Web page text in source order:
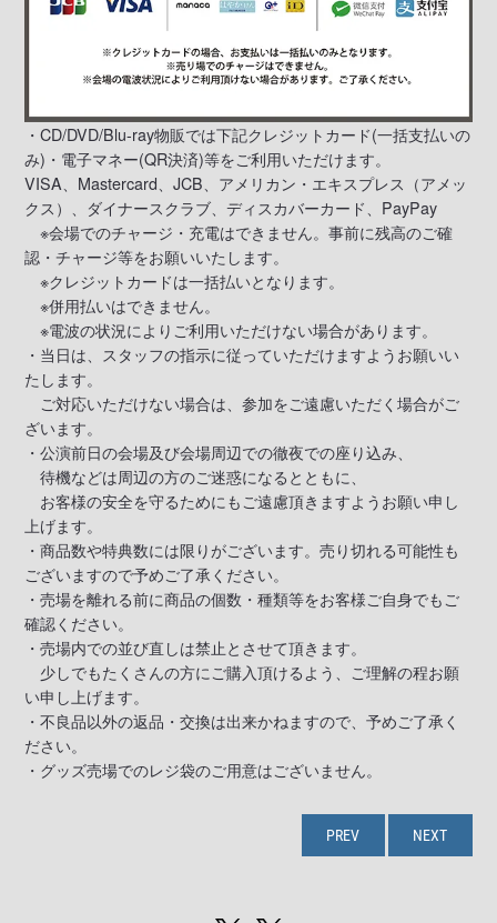
・CD/DVD/Blu-ray物販では下記クレジットカード(一括支払いの
み)・電子マネー(QR決済)等をご利用いただけます。
VISA、Mastercard、JCB、アメリカン・エキスプレス（アメッ
クス）、ダイナースクラブ、ディスカバーカード、PayPay
※会場でのチャージ・充電はできません。事前に残高のご確
認・チャージ等をお願いいたします。
※クレジットカードは一括払いとなります。
※併用払いはできません。
※電波の状況によりご利用いただけない場合があります。
・当日は、スタッフの指示に従っていただけますようお願いい
たします。
ご対応いただけない場合は、参加をご遠慮いただく場合がご
ざいます。
・公演前日の会場及び会場周辺での徹夜での座り込み、
待機などは周辺の方のご迷惑になるとともに、
お客様の安全を守るためにもご遠慮頂きますようお願い申し
上げます。
・商品数や特典数には限りがございます。売り切れる可能性も
ございますので予めご了承ください。
・売場を離れる前に商品の個数・種類等をお客様ご自身でもご
確認ください。
・売場内での並び直しは禁止とさせて頂きます。
少しでもたくさんの方にご購入頂けるよう、ご理解の程お願
い申し上げます。
・不良品以外の返品・交換は出来かねますので、予めご了承く
ださい。
・グッズ売場でのレジ袋のご用意はございません。
PREV NEXT